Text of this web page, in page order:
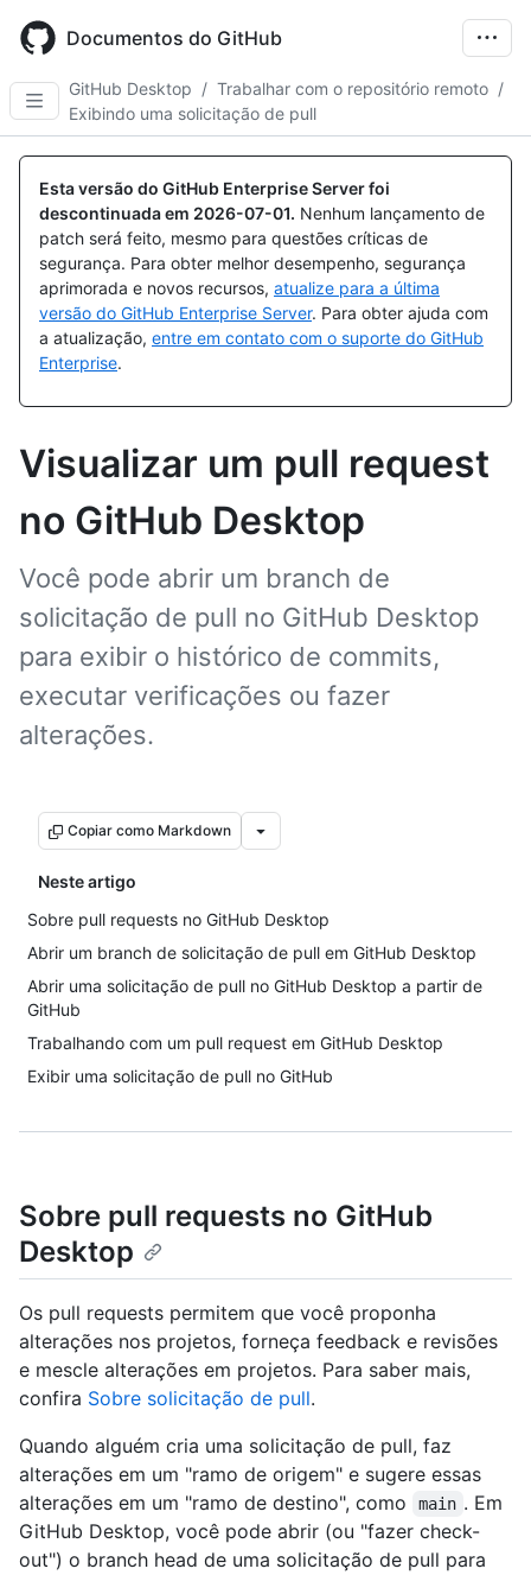
main
content
Documentos do GitHub
GitHub Desktop / Trabalhar com o repositório remoto /
Exibindo uma solicitação de pull
Esta versão do GitHub Enterprise Server foi
descontinuada em 2026-07-01. Nenhum lançamento de
patch será feito, mesmo para questões críticas de
segurança. Para obter melhor desempenho, segurança
aprimorada e novos recursos, atualize para a última
versão do GitHub Enterprise Server. Para obter ajuda com
a atualização, entre em contato com o suporte do GitHub
Enterprise.
Visualizar um pull request
no GitHub Desktop
Você pode abrir um branch de
solicitação de pull no GitHub Desktop
para exibir o histórico de commits,
executar verificações ou fazer
alterações.
Copiar como Markdown
Neste artigo
Sobre pull requests no GitHub Desktop
Abrir um branch de solicitação de pull em GitHub Desktop
Abrir uma solicitação de pull no GitHub Desktop a partir de
GitHub
Trabalhando com um pull request em GitHub Desktop
Exibir uma solicitação de pull no GitHub
Sobre pull requests no GitHub
Desktop
Os pull requests permitem que você proponha
alterações nos projetos, forneça feedback e revisões
e mescle alterações em projetos. Para saber mais,
confira Sobre solicitação de pull.
Quando alguém cria uma solicitação de pull, faz
alterações em um "ramo de origem" e sugere essas
alterações em um "ramo de destino", como
main . Em
GitHub Desktop, você pode abrir (ou "fazer check-
out") o branch head de uma solicitação de pull para